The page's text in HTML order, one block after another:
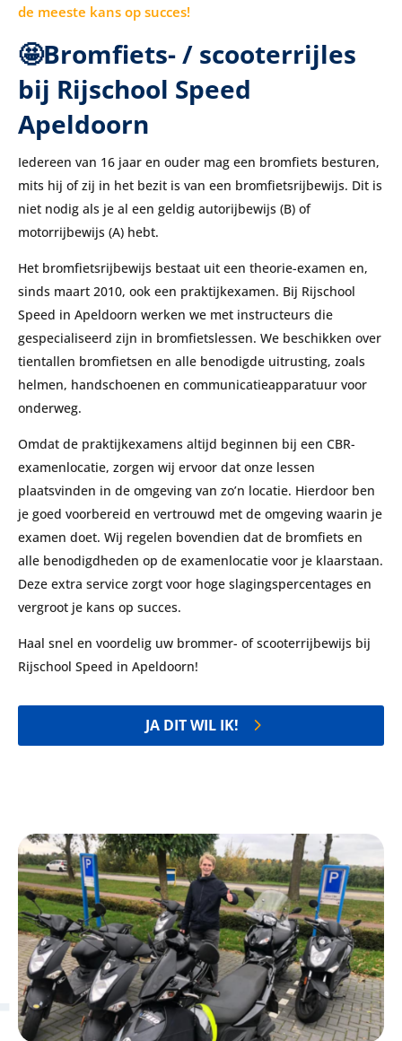
de meeste kans op succes!
🤩Bromfiets- / scooterrijles
bij Rijschool Speed
Apeldoorn
Iedereen van 16 jaar en ouder mag een bromfiets besturen,
mits hij of zij in het bezit is van een bromfietsrijbewijs. Dit is
niet nodig als je al een geldig autorijbewijs (B) of
motorrijbewijs (A) hebt.
Het bromfietsrijbewijs bestaat uit een theorie-examen en,
sinds maart 2010, ook een praktijkexamen. Bij Rijschool
Speed in Apeldoorn werken we met instructeurs die
gespecialiseerd zijn in bromfietslessen. We beschikken over
tientallen bromfietsen en alle benodigde uitrusting, zoals
helmen, handschoenen en communicatieapparatuur voor
onderweg.
Omdat de praktijkexamens altijd beginnen bij een CBR-
examenlocatie, zorgen wij ervoor dat onze lessen
plaatsvinden in de omgeving van zo’n locatie. Hierdoor ben
je goed voorbereid en vertrouwd met de omgeving waarin je
examen doet. Wij regelen bovendien dat de bromfiets en
alle benodigdheden op de examenlocatie voor je klaarstaan.
Deze extra service zorgt voor hoge slagingspercentages en
vergroot je kans op succes.
Haal snel en voordelig uw brommer- of scooterrijbewijs bij
Rijschool Speed in Apeldoorn!
JA DIT WIL IK!